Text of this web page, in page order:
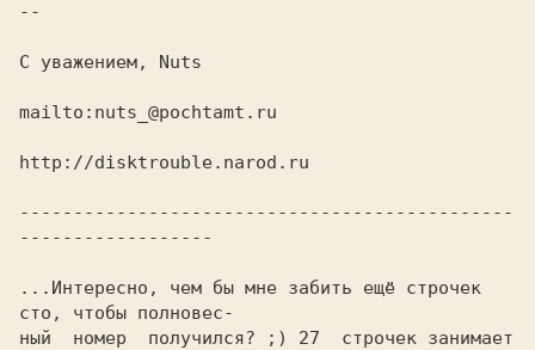
--
С уважением, Nuts
mailto:nuts_@pochtamt.ru
http://disktrouble.narod.ru
----------------------------------------------
------------------
...Интересно, чем бы мне забить ещё строчек
сто, чтобы полновес-
ный  номер  получился? ;) 27  строчек занимает